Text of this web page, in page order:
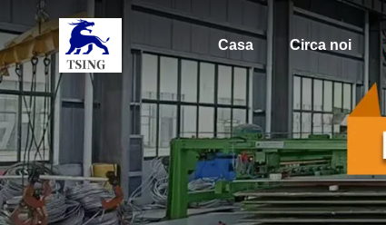
Casa Circa noi